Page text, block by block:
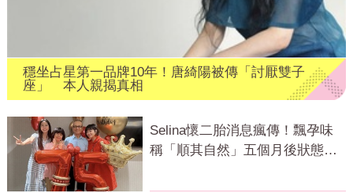
穩坐占星第一品牌10年！唐綺陽被傳「討厭雙子
座」 本人親揭真相
Selina懷二胎消息瘋傳！飄孕味
稱「順其自然」五個月後狀態曝